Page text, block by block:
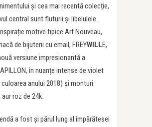
și cea mai recentă colecție,
central sunt fluturii și libelulele.
motive tipice Art Nouveau,
de bijuterii cu email, FREYWILLE,
versiune impresionantă a
în nuanțe intense de violet
anului 2018) și monturi
roz de 24k.
a fost și părul lung al împărătesei